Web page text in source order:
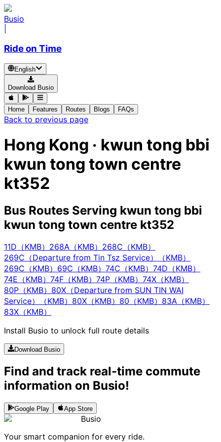
Busio
Ride on Time
English
Download Busio
Home Features Routes Blogs FAQs
Back to previous page
Hong Kong · kwun tong bbi
kwun tong town centre
kt352
Bus Routes Serving kwun tong bbi
kwun tong town centre kt352
11D（KMB） 268A（KMB） 268C（KMB）
269C（Departure from Tin Tsz Service）（KMB）
269C（KMB） 69C（KMB） 74C（KMB） 74D（KMB）
74E（KMB） 74F（KMB） 74P（KMB） 74X（KMB）
80P（KMB） 80X（Departure from SUN TIN WAI
Service）（KMB） 80X（KMB） 80（KMB） 83A（KMB）
83X（KMB）
Install Busio to unlock full route details
Download Busio
Find and track real-time commute
information on Busio!
Google Play App Store
Busio
Your smart companion for every ride.